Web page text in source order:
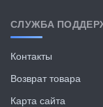
СЛУЖБА
Контакты
Возврат товара
Карта сайта